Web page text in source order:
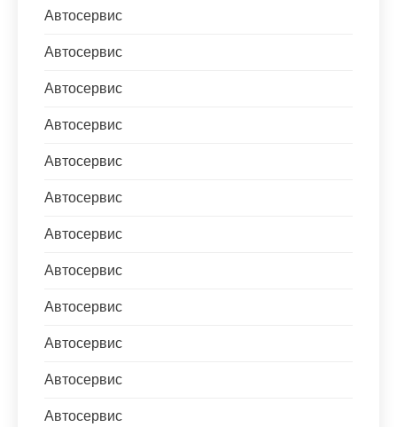
Автосервис
Автосервис
Автосервис
Автосервис
Автосервис
Автосервис
Автосервис
Автосервис
Автосервис
Автосервис
Автосервис
Автосервис